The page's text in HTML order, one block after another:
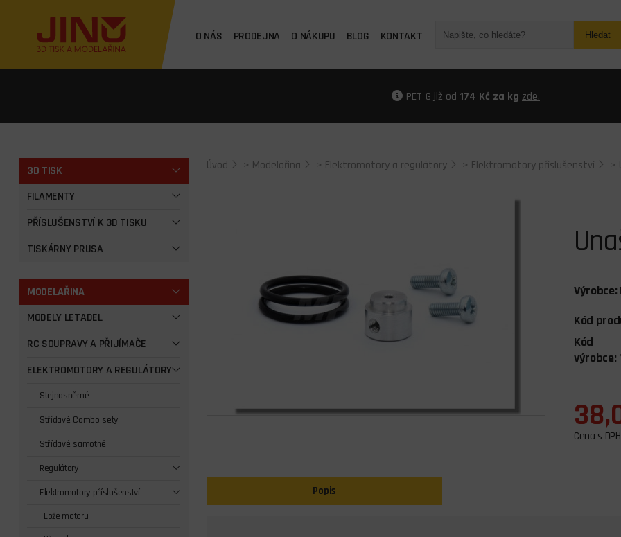
O NÁS PRODEJNA O NÁKUPU BLOG KONTAKT Hledat
PET-G již od 174 Kč za kg zde.
3D TISK
FILAMENTY
PŘÍSLUŠENSTVÍ K 3D TISKU
TISKÁRNY PRUSA
MODELAŘINA
MODELY LETADEL
RC SOUPRAVY A PŘIJÍMAČE
ELEKTROMOTORY A REGULÁTORY
Stejnosněrné
Střídavé Combo sety
Střídavé samotné
Regulátory
Elektromotory příslušenství
Lože motoru
Úvod > Modelařina > Elektromotory a regulátory > Elektromotory příslušenství >
Výrobce:
Kód
Kód
výrobce:
Cena s DPH
Popis